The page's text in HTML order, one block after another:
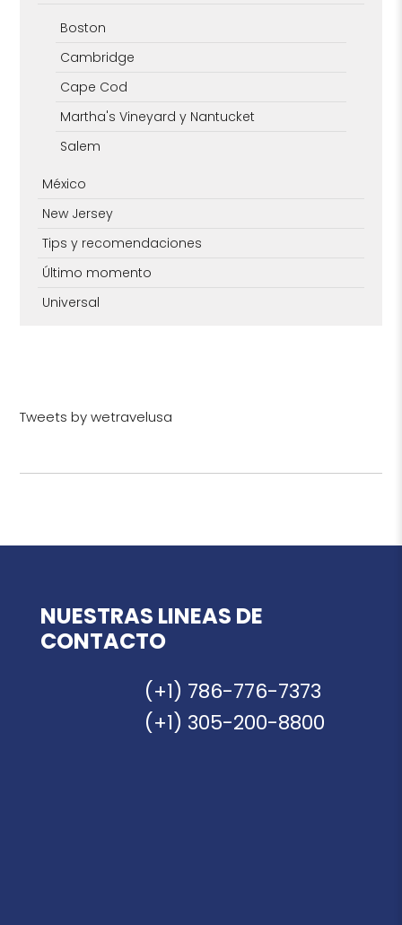
Boston
Cambridge
Cape Cod
Martha's Vineyard y Nantucket
Salem
México
New Jersey
Tips y recomendaciones
Último momento
Universal
Tweets by wetravelusa
NUESTRAS LINEAS DE
CONTACTO
(+1) 786-776-7373
(+1) 305-200-8800